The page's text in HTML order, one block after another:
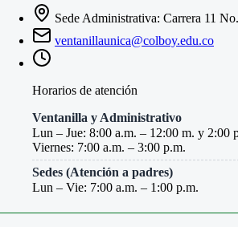
Sede Administrativa: Carrera 11
ventanillaunica@colboy.edu.co
Horarios de atención
Ventanilla y Administrativo
Lun – Jue: 8:00 a.m. – 12:00 m. y 2:00
Viernes: 7:00 a.m. – 3:00 p.m.
Sedes (Atención a padres)
Lun – Vie: 7:00 a.m. – 1:00 p.m.